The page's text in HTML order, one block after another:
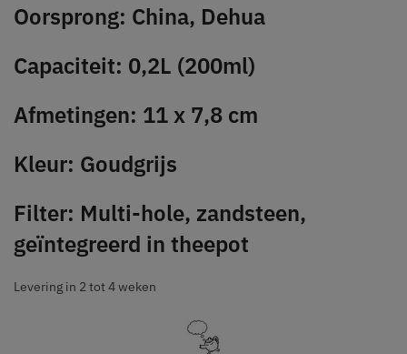
Oorsprong: China, Dehua
Capaciteit: 0,2L (200ml)
Afmetingen: 11 x 7,8 cm
Kleur: Goudgrijs
Filter: Multi-hole, zandsteen,
geïntegreerd in theepot
Levering in 2 tot 4 weken